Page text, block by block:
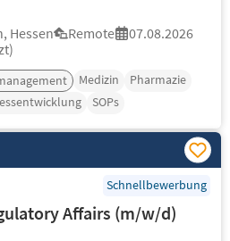
Hessen Remote
07.08.2026
Medizin
Pharmazie
SOPs
Schnellbewerbung
Affairs (m/w/d)